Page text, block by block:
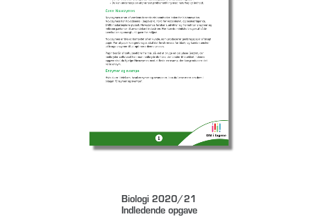
DOWNLOAD
Biologi 2020/21
Indledende opgave